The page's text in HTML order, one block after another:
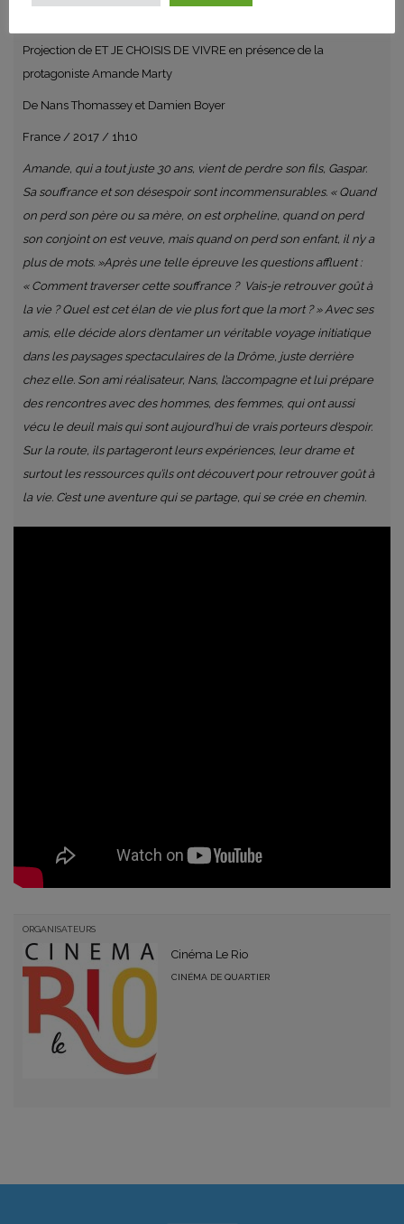
Projection de ET JE CHOISIS DE VIVRE en présence de la
protagoniste Amande Marty
De Nans Thomassey et Damien Boyer
France / 2017 / 1h10
Amande, qui a tout juste 30 ans, vient de perdre son fils, Gaspar.
Sa souffrance et son désespoir sont incommensurables. « Quand
on perd son père ou sa mère, on est orpheline, quand on perd
son conjoint on est veuve, mais quand on perd son enfant, il n’y a
plus de mots. »Après une telle épreuve les questions affluent :
« Comment traverser cette souffrance ? Vais-je retrouver goût à
la vie ? Quel est cet élan de vie plus fort que la mort ? » Avec ses
amis, elle décide alors d’entamer un véritable voyage initiatique
dans les paysages spectaculaires de la Drôme, juste derrière
chez elle. Son ami réalisateur, Nans, l’accompagne et lui prépare
des rencontres avec des hommes, des femmes, qui ont aussi
vécu le deuil mais qui sont aujourd’hui de vrais porteurs d’espoir.
Sur la route, ils partageront leurs expériences, leur drame et
surtout les ressources qu’ils ont découvert pour retrouver goût à
la vie. C’est une aventure qui se partage, qui se crée en chemin.
ORGANISATEURS
Cinéma Le Rio
CINÉMA DE QUARTIER